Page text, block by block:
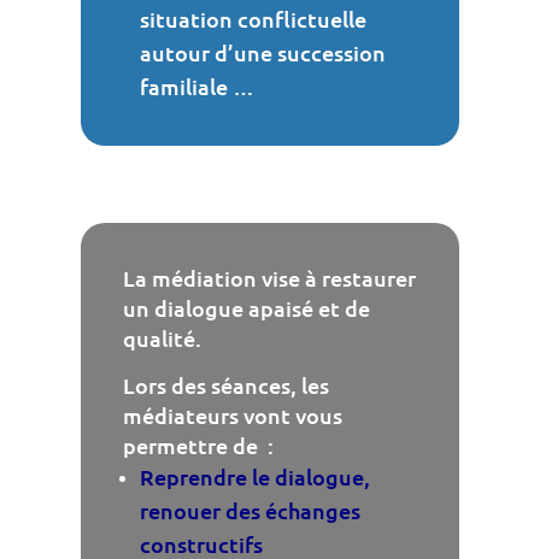
situation conflictuelle
autour d’une succession
familiale …
La médiation vise à restaurer
un dialogue apaisé et de
qualité.
Lors des séances, les
médiateurs vont vous
permettre de :
Reprendre le dialogue,
renouer des échanges
constructifs